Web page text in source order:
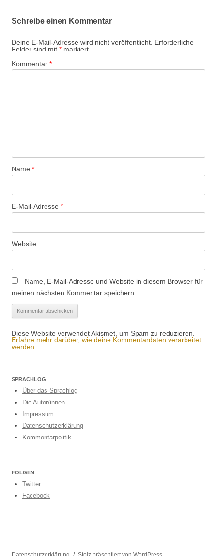
Schreibe einen Kommentar
Deine E-Mail-Adresse wird nicht veröffentlicht. Erforderliche
Felder sind mit * markiert
Kommentar *
Name *
E-Mail-Adresse *
Website
Name, E-Mail-Adresse und Website in diesem Browser für
meinen nächsten Kommentar speichern.
Diese Website verwendet Akismet, um Spam zu reduzieren.
Erfahre mehr darüber, wie deine Kommentardaten verarbeitet
werden
SPRACHLOG
Über das Sprachlog
Die Autor/innen
Impressum
Datenschutzerklärung
Kommentarpolitik
FOLGEN
Twitter
Facebook
Datenschutzerklärung Stolz präsentiert von WordPress